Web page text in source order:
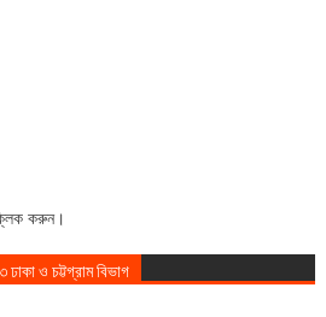
করুন।
ও চট্টগ্রাম বিভাগ